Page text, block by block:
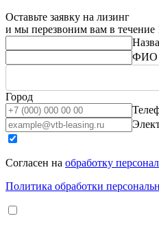
Оставьте заявку на лизинг
и мы перезвоним вам в течение
ФИО
Город
Согласен на обработку
Политика обработки